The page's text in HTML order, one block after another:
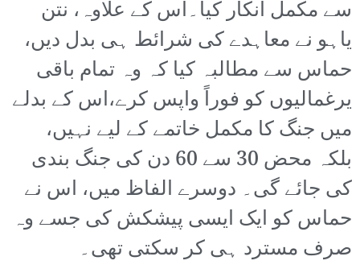
سے مکمل انکار کیا۔اس کے علاوہ، نتن
یاہو نے معاہدے کی شرائط ہی بدل دیں،
حماس سے مطالبہ کیا کہ وہ تمام باقی
یرغمالیوں کو فوراً واپس کرے،اس کے بدلے
میں جنگ کا مکمل خاتمے کے لیے نہیں،
بلکہ محض 30 سے 60 دن کی جنگ بندی
کی جائے گی۔ دوسرے الفاظ میں، اس نے
حماس کو ایک ایسی پیشکش کی جسے وہ
صرف مسترد ہی کر سکتی تھی۔